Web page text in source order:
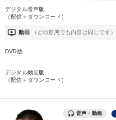
デジタル音声版
（配信＋ダウンロード）
ondemand_video 動画 （どの形態でも内容は同じです）
DVD版
デジタル動画版
（配信＋ダウンロード）
音声・動画